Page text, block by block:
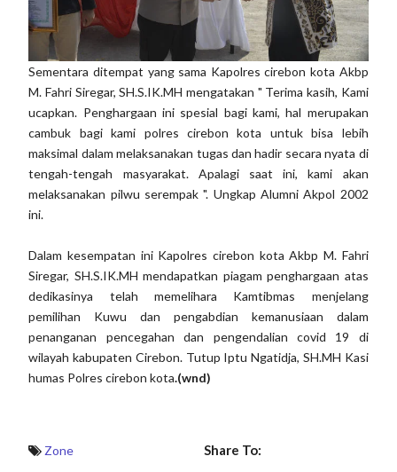
Sementara ditempat yang sama Kapolres cirebon kota Akbp
M. Fahri Siregar, SH.S.IK.MH mengatakan " Terima kasih, Kami
ucapkan. Penghargaan ini spesial bagi kami, hal merupakan
cambuk bagi kami polres cirebon kota untuk bisa lebih
maksimal dalam melaksanakan tugas dan hadir secara nyata di
tengah-tengah masyarakat. Apalagi saat ini, kami akan
melaksanakan pilwu serempak ". Ungkap Alumni Akpol 2002
ini.
Dalam kesempatan ini Kapolres cirebon kota Akbp M. Fahri
Siregar, SH.S.IK.MH mendapatkan piagam penghargaan atas
dedikasinya telah memelihara Kamtibmas menjelang
pemilihan Kuwu dan pengabdian kemanusiaan dalam
penanganan pencegahan dan pengendalian covid 19 di
wilayah kabupaten Cirebon. Tutup Iptu Ngatidja, SH.MH Kasi
humas Polres cirebon kota.(wnd)
Zone Share To: